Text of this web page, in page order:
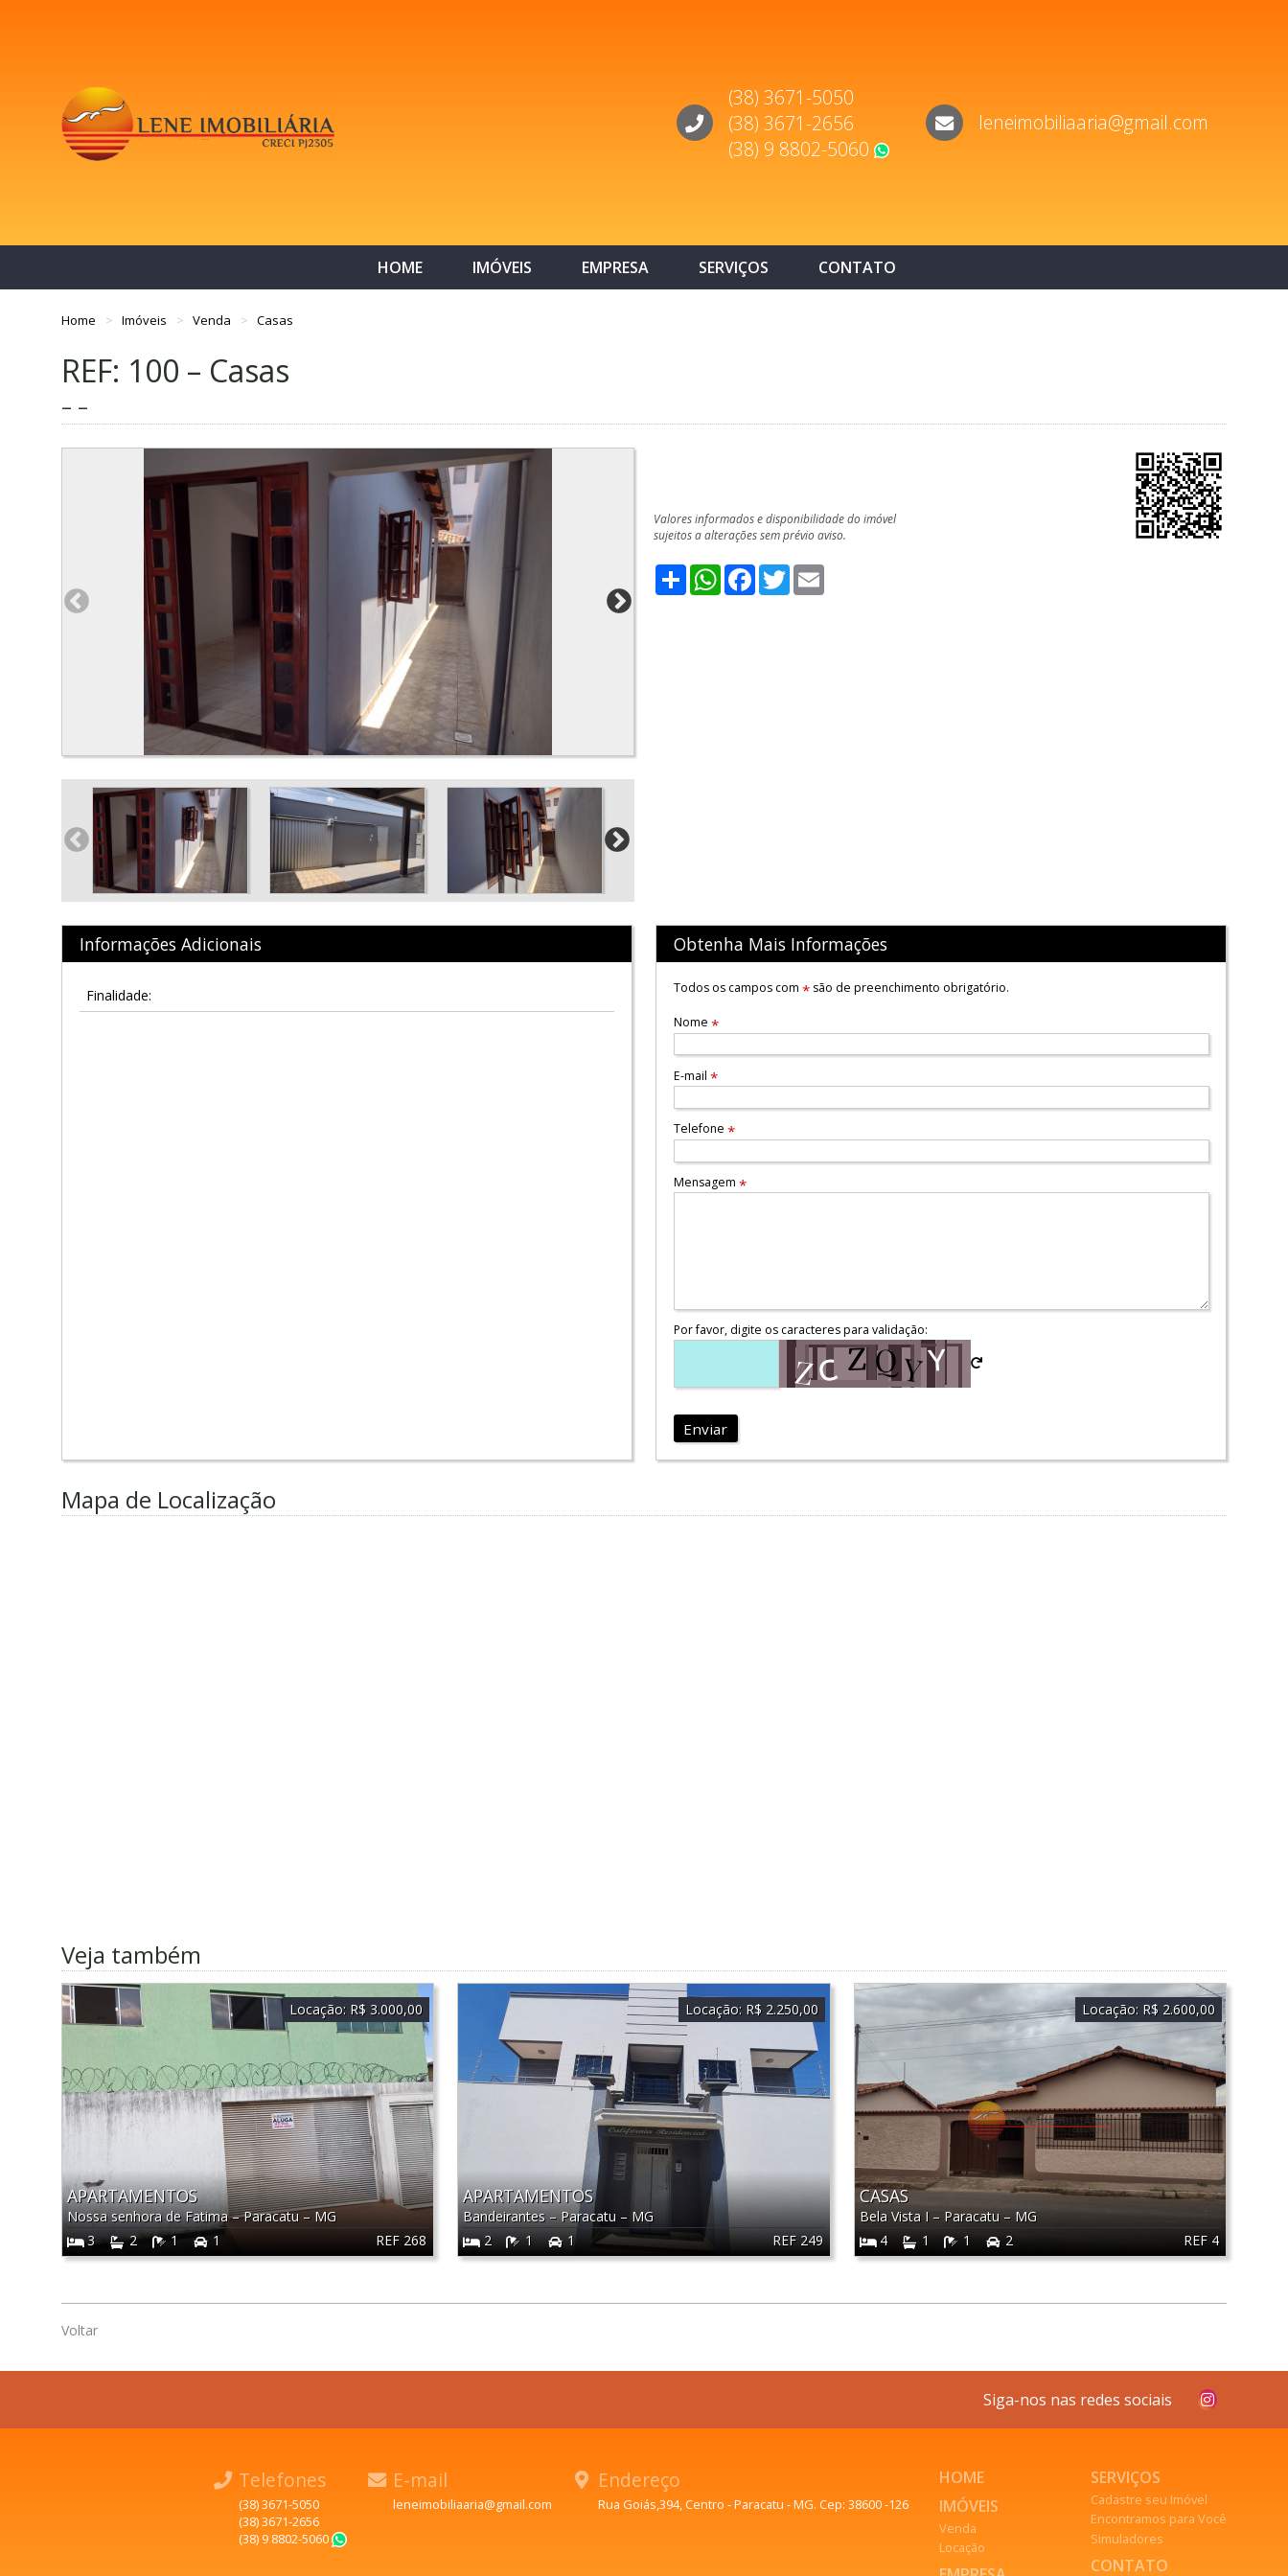
(38) 3671-5050
(38) 3671-2656
(38) 9 8802-5060
leneimobiliaaria@gmail.com
HOME IMÓVEIS EMPRESA SERVIÇOS CONTATO
Home Imóveis Venda Casas
REF: 100 – Casas
– –
Valores informados e disponibilidade do imóvel
sujeitos a alterações sem prévio aviso.
ShareWhatsApp
Facebook
Twitter
Informações Adicionais
Finalidade:
Obtenha Mais Informações
Todos os campos com *são de preenchimento obrigatório.
Nome *
E-mail *
Telefone *
Mensagem *
Por favor, digite os caracteres para validação:
Enviar
Mapa de Localização
Veja também
REF 268
APARTAMENTOS
Nossa senhora de Fatima–Paracatu–MG
3
2 1 1
Locação: R$ 3.000,00
REF 249
APARTAMENTOS
Bandeirantes–Paracatu – MG
2
1 1
Locação: R$ 2.250,00
REF 4
CASAS
Bela Vista I – Paracatu – MG
4
1 1 2
Locação: R$ 2.600,00
Voltar
Siga-nos nas redes sociais
Telefones
(38) 3671-5050
(38) 3671-2656
(38) 9 8802-5060
E-mail
leneimobiliaaria@gmail.com
Endereço
Rua Goiás,394, Centro - Paracatu - MG. Cep: 38600 -126
HOME
IMÓVEIS
Venda
Locação
SERVIÇOS
Cadastre seu Imóvel
Encontramos para Você
Simuladores
CONTATO